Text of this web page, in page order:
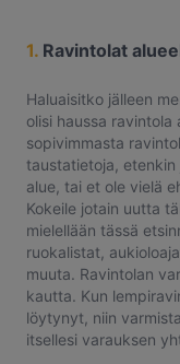
1. Ravintolat
Haluaisitko jälleen
olisi haussa ravintola
sopivimmasta
taustatietoja, etenkin
alue, tai et ole vielä
Kokeile jotain uutta
mielellään tässä
ruokalistat,
muuta. Ravintolan
kautta. Kun
löytynyt, niin
itsellesi varauksen